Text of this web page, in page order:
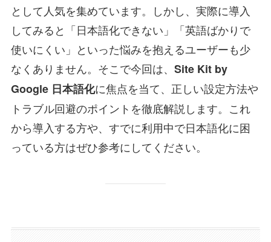
として人気を集めています。しかし、実際に導入
してみると「日本語化できない」「英語ばかりで
使いにくい」といった悩みを抱えるユーザーも少
なくありません。そこで今回は、 Site Kit by
Google 日本語化に焦点を当て、正しい設定方法や
トラブル回避のポイントを徹底解説します。これ
から導入する方や、すでに利用中で日本語化に困
っている方はぜひ参考にしてください。